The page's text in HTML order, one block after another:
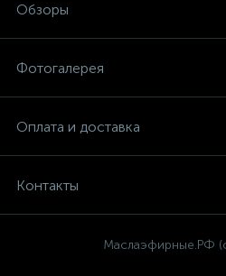
Обзоры
Фотогалерея
Оплата и доставка
Контакты
Маслаэфирные.РФ